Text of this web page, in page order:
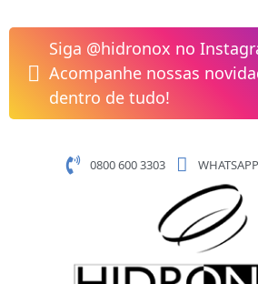
para
conteúdo
Siga @hidronox no
Acompanhe nossas
dentro de tudo!
0800 600 3303